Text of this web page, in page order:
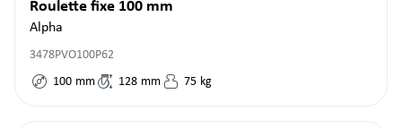
Roulette fixe 100 mm
Alpha
3478PVO100P62
100 mm 128 mm 75 kg